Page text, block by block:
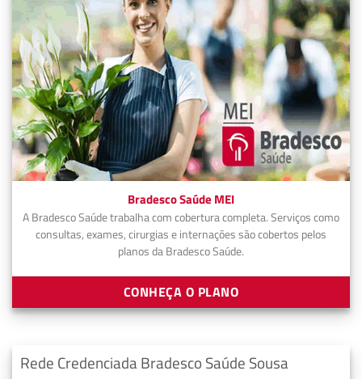
Bradesco Saúde MEI
A Bradesco Saúde trabalha com cobertura completa. Serviços como
consultas, exames, cirurgias e internações são cobertos pelos
planos da Bradesco Saúde.
CONHEÇA O PLANO
Rede Credenciada Bradesco Saúde Sousa